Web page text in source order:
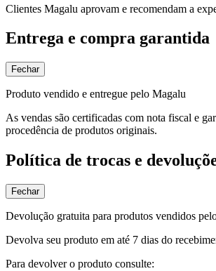
Clientes Magalu aprovam e recomendam a
Entrega e compra garantida
Fechar
Produto vendido e entregue pelo Magalu
As vendas são certificadas com nota fiscal e
procedência de produtos originais.
Política de trocas e
Fechar
Devolução gratuita para produtos vendidos
Devolva seu produto em até 7 dias do
Para devolver o produto consulte: